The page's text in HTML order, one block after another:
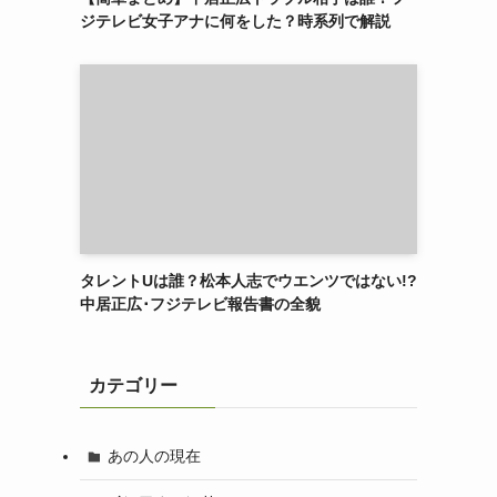
ジテレビ女子アナに何をした？時系列で解説
タレントUは誰？松本人志でウエンツではない!?
中居正広･フジテレビ報告書の全貌
カテゴリー
あの人の現在